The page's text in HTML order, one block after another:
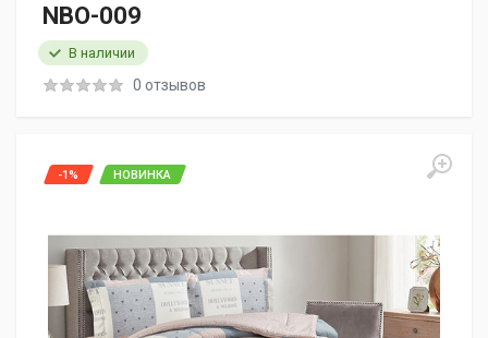
-1% НОВИНКА
NBO-009
0 отзывов
В наличии